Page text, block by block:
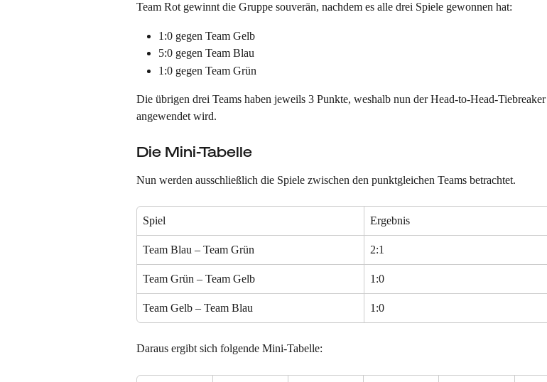
Team Rot gewinnt die Gruppe souverän, nachdem es alle drei Spiele gewonnen hat:
1:0 gegen Team Gelb
5:0 gegen Team Blau
1:0 gegen Team Grün
Die übrigen drei Teams haben jeweils 3 Punkte, weshalb nun der Head-to-Head-Tiebreaker
angewendet wird.
Die Mini-Tabelle
Nun werden ausschließlich die Spiele zwischen den punktgleichen Teams betrachtet.
Spiel Ergebnis
Team Blau – Team Grün 2:1
Team Grün – Team Gelb 1:0
Team Gelb – Team Blau 1:0
Daraus ergibt sich folgende Mini-Tabelle: